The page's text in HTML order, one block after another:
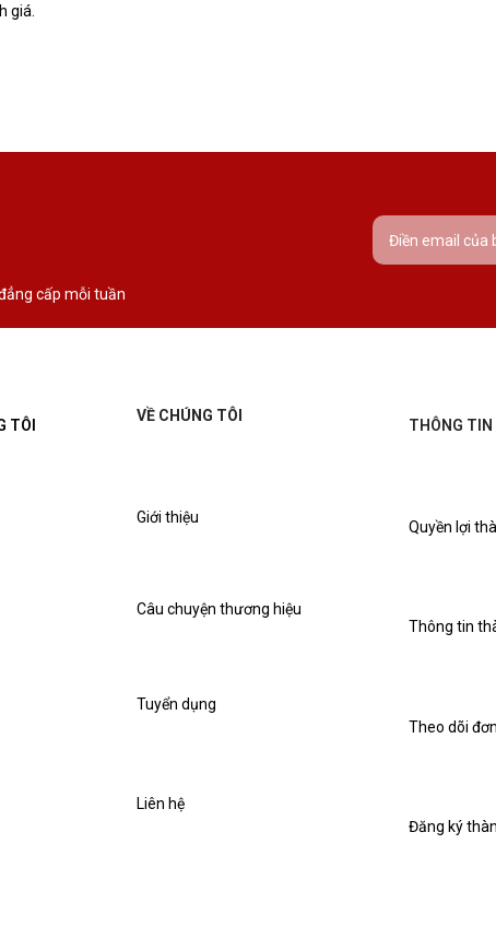
giá.
cấp mỗi tuần
VỀ CHÚNG TÔI
Giới thiệu
Câu chuyện thương hiệu
Tuyển dụng
Liên hệ
THÔNG TIN
Quyền lợi
Thông tin
Theo dõi
Đăng ký
TÔI